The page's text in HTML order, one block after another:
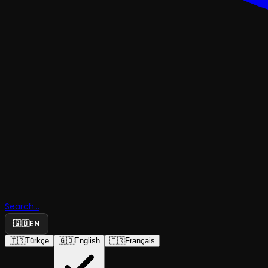
Search...
🇬🇧EN
🇹🇷Türkçe 🇬🇧English 🇫🇷Français
Dersin?